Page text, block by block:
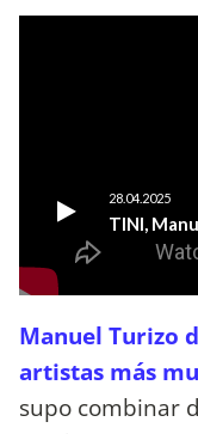
Manuel Turizo
artistas más
supo combinar